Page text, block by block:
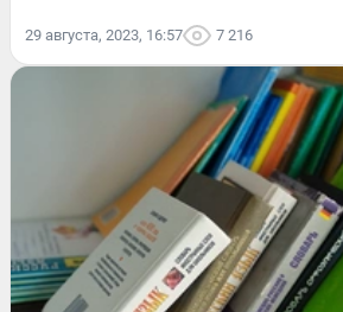
29 августа, 2023, 16:57 7 216